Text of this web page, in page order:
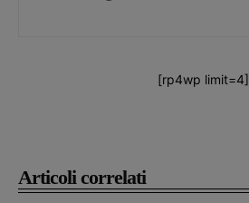
Articoli correlati
[rp4wp limit=4]